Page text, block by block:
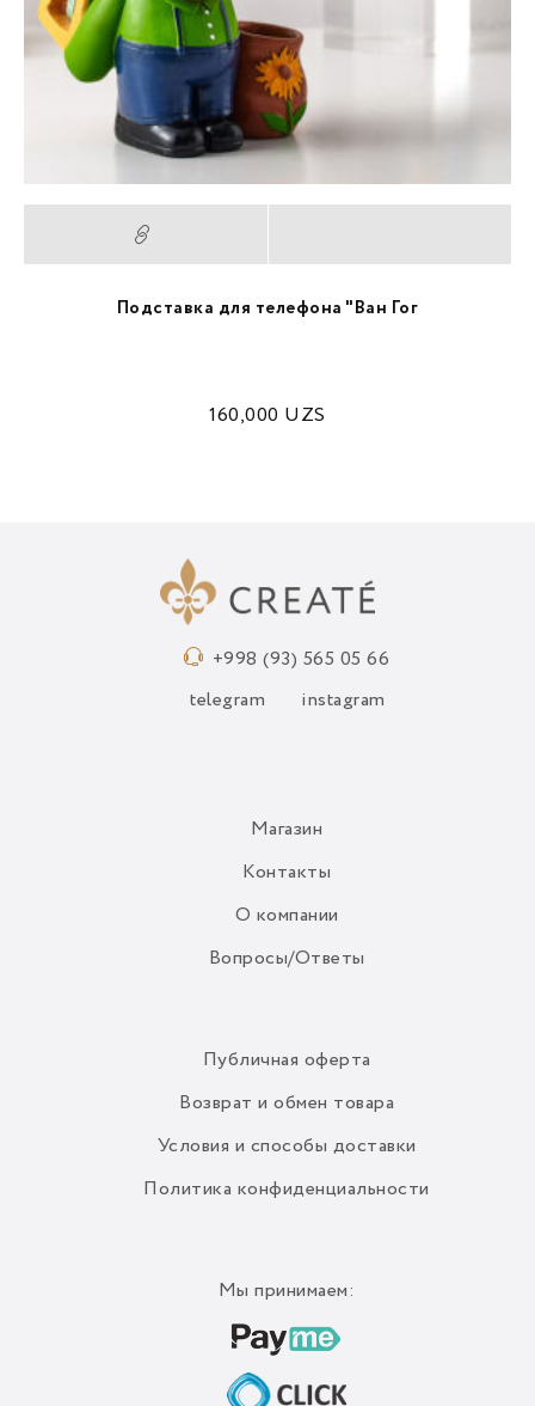
Подставка для телефона "Ван Гог
160,000 UZS
+998 (93) 565 05 66
telegram instagram
Магазин
Контакты
О компании
Вопросы/Ответы
Публичная оферта
Возврат и обмен товара
Условия и способы доставки
Политика конфиденциальности
Мы принимаем: